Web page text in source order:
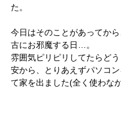
た。
今日はそのことがあってか
古にお邪魔する日…。
雰囲気ピリピリしてたらど
安から、とりあえずパソコ
て家を出ました(全く使わな